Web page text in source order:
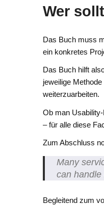
Wer
Das Buch muss
ein konkretes
Das Buch hilft
jeweilige
weiterzuarbeiten.
Ob man
– für alle diese
Zum Abschluss
Many
can handle
Begleitend zum